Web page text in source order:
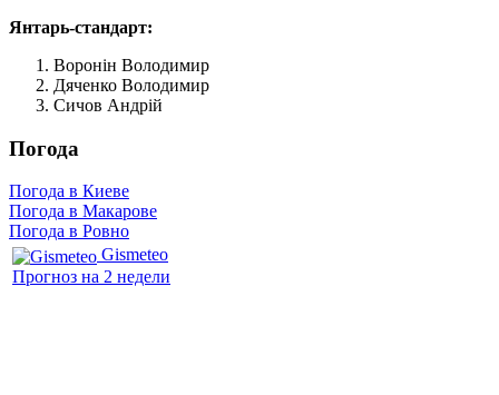
Янтарь-стандарт:
Воронін Володимир
Дяченко Володимир
Сичов Андрій
Погода
Погода в Киеве
Погода в Макарове
Погода в Ровно
Gismeteo
Прогноз на 2 недели